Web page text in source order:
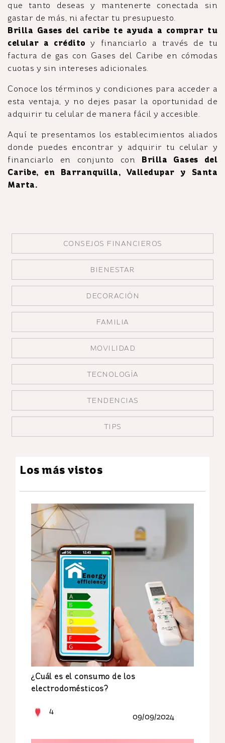
que tanto deseas y mantenerte conectada sin
gastar de más, ni afectar tu presupuesto.
Brilla Gases del caribe te ayuda a comprar tu
celular a créditoy financiarlo a través de tu
factura de gas con Gases del Caribe en cómodas
cuotas y sin intereses adicionales.
Conoce los términos y condiciones para acceder a
esta ventaja, y no dejes pasar la oportunidad de
adquirir tu celular de manera fácil y accesible.
Aquí te presentamos los establecimientos aliados
donde puedes encontrar y adquirir tu celular y
financiarlo en conjunto con Brilla Gases del
Caribe, en Barranquilla, Valledupar y Santa
Marta.
CONSEJOS FINANCIEROS
BIENESTAR
DECORACIÓN
FAMILIA
MOVILIDAD
TECNOLOGÍA
TENDENCIAS
TIPS
Los más vistos
¿Cuál es el consumo de los
electrodomésticos?
4
09/09/2024